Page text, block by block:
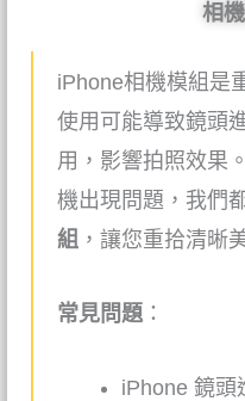
相
iPhone相機模組是
使用可能導致鏡頭
用，影響拍照效果
機出現問題，我們
組 ，讓您重拾清晰
常見問題：
iPhone 鏡頭